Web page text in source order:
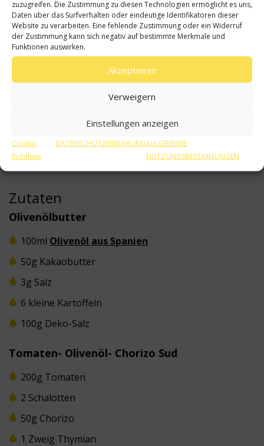
zuzugreifen. Die Zustimmung zu diesen Technologien ermöglicht es uns,
Daten über das Surfverhalten oder eindeutige Identifikatoren dieser
Website zu verarbeiten. Eine fehlende Zustimmung oder ein Widerruf
der Zustimmung kann sich negativ auf bestimmte Merkmale und
Funktionen auswirken.
Akzeptieren
Verweigern
Einstellungen anzeigen
Cookie-
Richtlinie
DATENSCHUTZERKLÄRUNGALLGEMEINE
NUTZUNGSBESTIMMUNGEN
30 min Mittelschwer
Zutaten
Olivenölbutter
100ml Olivenöl aus Spanien
50g Kakaobutter
3g Salz
6 kleine Kartoffeln
100g Deko-Salz
Tomaten- Olivenöl- Chorizo Sud
200g Tomaten
2 Schalotten
50g Chorizo
1 Zweig Thymian